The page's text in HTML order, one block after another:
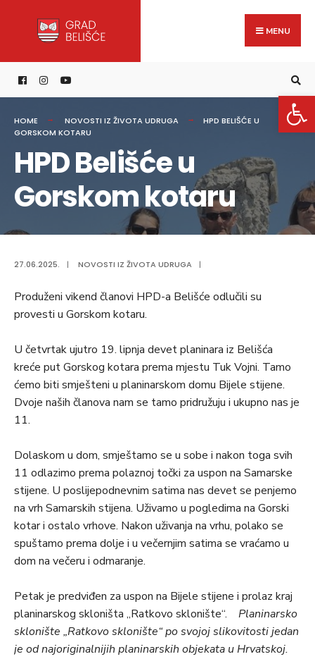
content
MENU
HOME NOVOSTI IZ ŽIVOTA UDRUGA
HPD BELIŠĆE U
GORSKOM KOTARU
HPD Belišće u
Gorskom kotaru
27.06.2025. | NOVOSTI IZ ŽIVOTA UDRUGA |
Produženi vikend članovi HPD-a Belišće odlučili su
provesti u Gorskom kotaru.
U četvrtak ujutro 19. lipnja devet planinara iz Belišća
kreće put Gorskog kotara prema mjestu Tuk Vojni. Tamo
ćemo biti smješteni u planinarskom domu Bijele stijene.
Dvoje naših članova nam se tamo pridružuju i ukupno nas je
11.
Dolaskom u dom, smještamo se u sobe i nakon toga svih
11 odlazimo prema polaznoj točki za uspon na Samarske
stijene. U poslijepodnevnim satima nas devet se penjemo
na vrh Samarskih stijena. Uživamo u pogledima na Gorski
kotar i ostalo vrhove. Nakon uživanja na vrhu, polako se
spuštamo prema dolje i u večernjim satima se vraćamo u
dom na večeru i odmaranje.
Petak je predviđen za uspon na Bijele stijene i prolaz kraj
planinarskog skloništa „Ratkovo sklonište“. Planinarsko
sklonište „Ratkovo sklonište“ po svojoj slikovitosti jedan
je od najoriginalnijih planinarskih objekata u Hrvatskoj.
for: